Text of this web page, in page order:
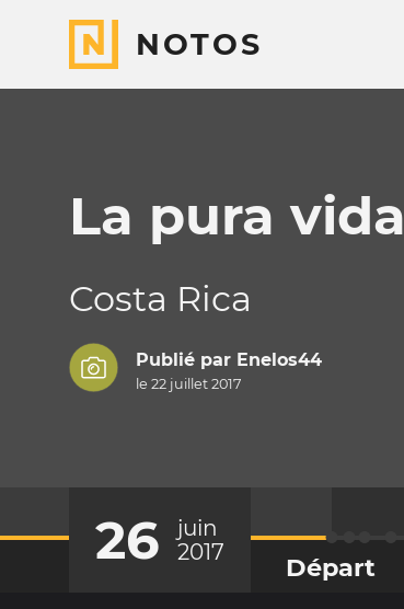
NOTOS
La pura vida
Costa Rica
Publié par Enelos44
le 22 juillet 2017
26
juin
2017
Départ